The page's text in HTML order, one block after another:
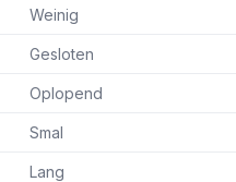
Weinig
Gesloten
Oplopend
Smal
Lang